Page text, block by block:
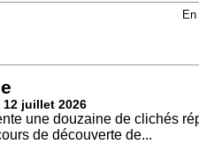
12 juillet 2026
une douzaine de clichés
de découverte de...